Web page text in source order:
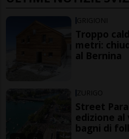
GRIGIONI
Troppo
metri:
al Bernina
ZURIGO
Street
edizione al
bagni di